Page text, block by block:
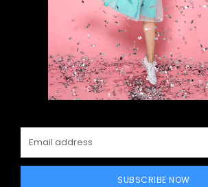
SUBSCRIBE NOW